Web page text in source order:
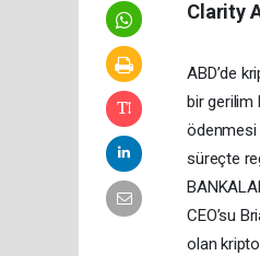
Clarity
ABD’de
bir gerilim
ödenmesi
süreçte
CEO’su
olan